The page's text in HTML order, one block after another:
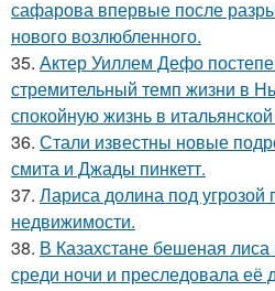
сафарова впервые после
нового возлюбленного.
35. Актер Уиллем Дефо
стремительный темп жизни в
спокойную жизнь в
36. Стали известны новые
смита и Джады пинкетт.
37. Лариса долина под угрозой
недвижимости.
38. В Казахстане бешеная
среди ночи и преследовала её